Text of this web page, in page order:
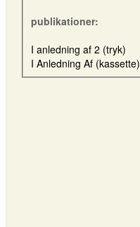
publikationer:
I anledning af 2 (tryk)
I Anledning Af (kassette)